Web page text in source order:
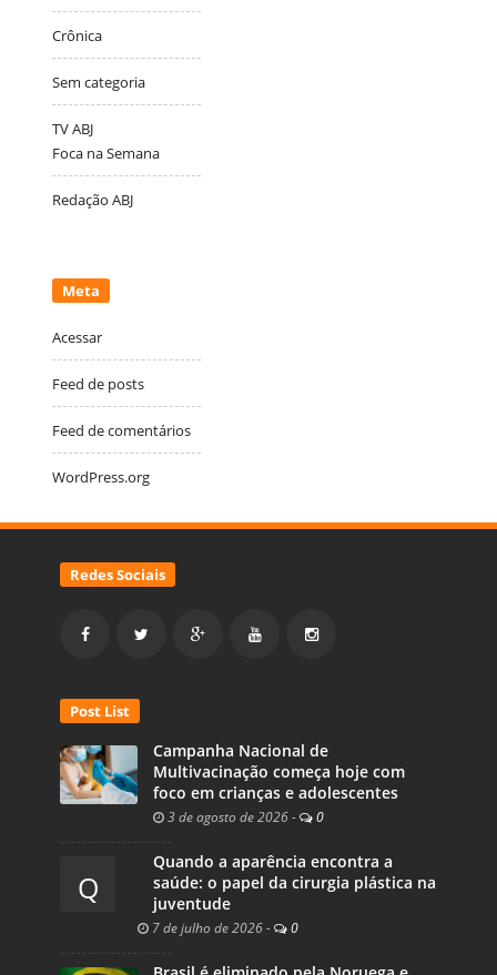
Crônica
Sem categoria
TV ABJ
Foca na Semana
Redação ABJ
Meta
Acessar
Feed de posts
Feed de comentários
WordPress.org
Redes Sociais
Post List
Campanha Nacional de
Multivacinação começa hoje com
foco em crianças e adolescentes
3 de agosto de 2026 - 0
Q
Quando a aparência encontra a
saúde: o papel da cirurgia plástica na
juventude
7 de julho de 2026 - 0